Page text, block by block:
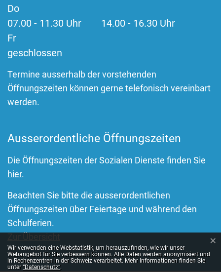
Do
07.00 - 11.30 Uhr 14.00 - 16.30 Uhr
Fr
geschlossen
Termine ausserhalb der vorstehenden
Öffnungszeiten können gerne telefonisch vereinbart
werden.
Ausserordentliche Öffnungszeiten
Die Öffnungszeiten der Sozialen Dienste finden Sie
hier.
Beachten Sie bitte die ausserordentlichen
Öffnungszeiten über Feiertage und während den
Schulferien.
Webstatistik
Wir verwenden eine Webstatistik, um herauszufinden, wie wir unser
Webangebot für Sie verbessern können. Alle Daten werden anonymisiert und
in Rechenzentren in der Schweiz verarbeitet. Mehr Informationen finden Sie
unter“Datenschutz“.
×